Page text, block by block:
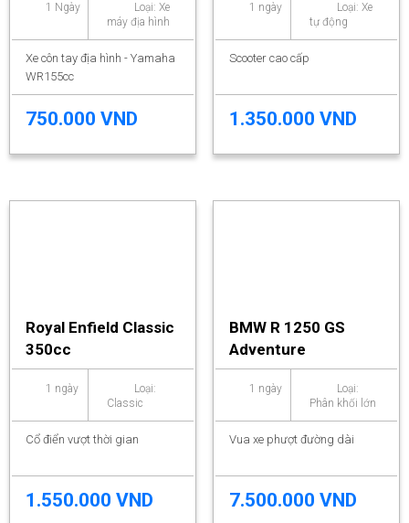
1 Ngày
Loại: Xe
máy địa hình
Xe côn tay địa hình - Yamaha
WR155cc
750.000 VND
1 ngày
Loại: Xe
tự động
Scooter cao cấp
1.350.000 VND
Royal Enfield Classic
350cc
1 ngày
Loại:
Classic
Cổ điển vượt thời gian
1.550.000 VND
BMW R 1250 GS
Adventure
1 ngày
Loại:
Phân khối lớn
Vua xe phượt đường dài
7.500.000 VND